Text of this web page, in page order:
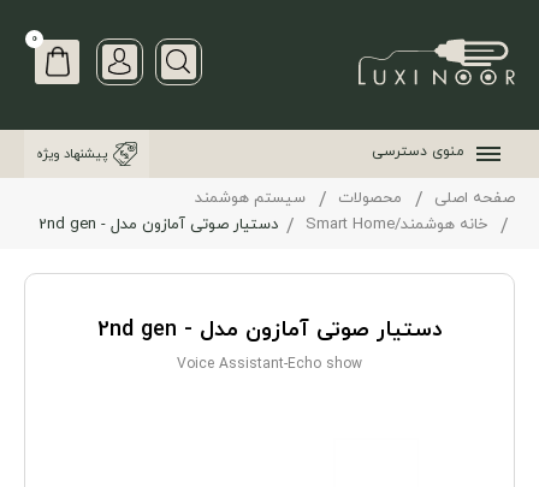
0
منوی دسترسی پیشنهاد ویژه
صفحه اصلی محصولات
سیستم هوشمند
خانه هوشمند/Smart Home
دستیار صوتی آمازون مدل - 2nd gen
دستیار صوتی آمازون مدل - 2nd gen
Voice Assistant-Echo show